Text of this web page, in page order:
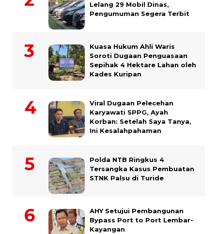
Lelang 29 Mobil Dinas,
Pengumuman Segera Terbit
Kuasa Hukum Ahli Waris
Soroti Dugaan Penguasaan
Sepihak 4 Hektare Lahan oleh
Kades Kuripan
Viral Dugaan Pelecehan
Karyawati SPPG, Ayah
Korban: Setelah Saya Tanya,
Ini Kesalahpahaman
Polda NTB Ringkus 4
Tersangka Kasus Pembuatan
STNK Palsu di Turide
AHY Setujui Pembangunan
Bypass Port to Port Lembar-
Kayangan